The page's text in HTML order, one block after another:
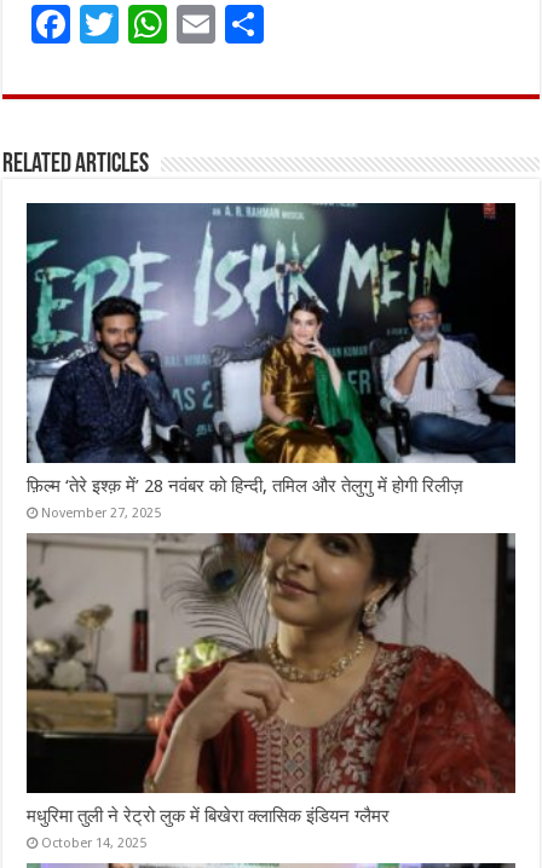
F
ce
o
o
k
T
it
r
W
at
A
p
p
E
ai ar
Related Articles
फ़िल्म ‘तेरे इश्क़ में’ 28 नवंबर को हिन्दी, तमिल और तेलुगु में होगी रिलीज़
November 27, 2025
मधुरिमा तुली ने रेट्रो लुक में बिखेरा क्लासिक इंडियन ग्लैमर
October 14, 2025